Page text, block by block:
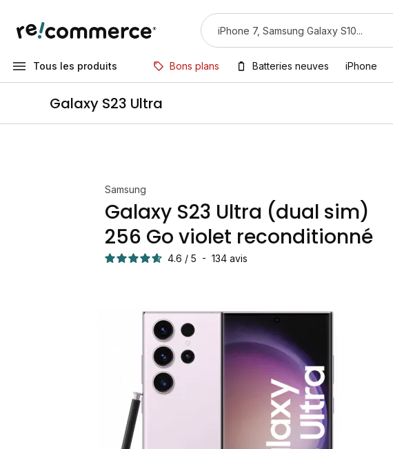
Tous les produits Bons plans Batteries neuves iPhone
Galaxy S23 Ultra
Samsung
Galaxy S23 Ultra (dual sim)
256 Go violet reconditionné
4.6 / 5 - 134 avis